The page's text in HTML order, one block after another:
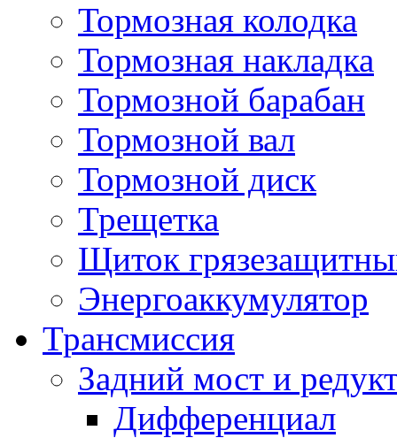
Тормозная колодка
Тормозная накладка
Тормозной барабан
Тормозной вал
Тормозной диск
Трещетка
Щиток
Энергоаккумулятор
Трансмиссия
Задний мост и
Дифференциал